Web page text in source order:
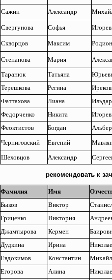
Сажин Александр
Свергунова Софья
Скворцов Максим
Степанова Мария
Таранюк Татьяна
Терешкова Регина
Фаттахова Лиана
Федорченко Никита
Феоктистов Богдан
Черниговский Евгений
Шеховцов Александр
рекомендовать к
Фамилия Имя
Быков Виктор
Гриценко Виктория
Джамтырова Кермен
Дудкина Ирина
Евдокимов Константин
Егорова Алина